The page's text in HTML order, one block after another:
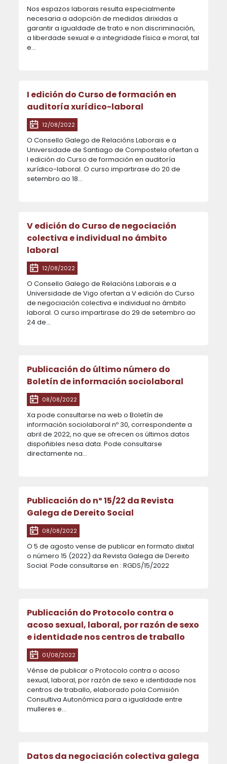
Nos espazos laborais resulta especialmente
necesaria a adopción de medidas dirixidas a
garantir a igualdade de trato e non discriminación,
a liberdade sexual e a integridade física e moral, tal
e…
I edición do Curso de formación en
auditoría xurídico-laboral
12/08/2022
O Consello Galego de Relacións Laborais e a
Universidade de Santiago de Compostela ofertan a
I edición do Curso de formación en auditoría
xurídico-laboral. O curso impartirase do 20 de
setembro ao 18…
V edición do Curso de negociación
colectiva e individual no ámbito
laboral
12/08/2022
O Consello Galego de Relacións Laborais e a
Universidade de Vigo ofertan a V edición do Curso
de negociación colectiva e individual no ámbito
laboral. O curso impartirase do 29 de setembro ao
24 de…
Publicación do último número do
Boletín de información sociolaboral
08/08/2022
Xa pode consultarse na web o Boletín de
información sociolaboral nº 30, correspondente a
abril de 2022, no que se ofrecen os últimos datos
dispoñibles nesa data. Pode consultarse
directamente na…
Publicación do nº 15/22 da Revista
Galega de Dereito Social
08/08/2022
O 5 de agosto vense de publicar en formato dixital
o número 15 (2022) da Revista Galega de Dereito
Social. Pode consultarse en : RGDS/15/2022
Publicación do Protocolo contra o
acoso sexual, laboral, por razón de sexo
e identidade nos centros de traballo
01/08/2022
Vénse de publicar o Protocolo contra o acoso
sexual, laboral, por razón de sexo e identidade nos
centros de traballo, elaborado pola Comisión
Consultiva Autonómica para a igualdade entre
mulleres e…
Datos da negociación colectiva galega